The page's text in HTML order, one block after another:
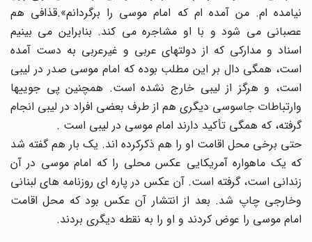
نیامده ام. من آمده ام که امام موسى را برگردانم».قذافى هم
عصبانى مى شود و با او مشاجره مى کند. بنابراین مى بینیم
اسناد و مدارکى که از دولتهاى عربى و غیرعربى به دست آمده
است، همگى دال بر این مطلب بوده که امام موسى صدر در لیبى
است، و هرگز از لیبى خارج نشده است. همچنین پى جوییها
وارتباطات جاسوسى دیگرى هم از طرف بعضى افراد در لیبى انجام
گرفته، که همگى تأکید دارند امام موسى در لیبى است .
حتى برخى محل اقامت او را هم ذکرکرده اند. یک بار هم گفته شد
که یک ماهواره آمریکایى عکس محلى را که امام موسى در آن
زندانى است، گرفته است. آن عکس در پاره اى روزنامه هاى لبنانى
وخارجى چاپ شد. بعد از انتشار آن عکس بود که محل اقامت
امام موسى را عوض کردند و او را به نقطه دیگرى بردند.